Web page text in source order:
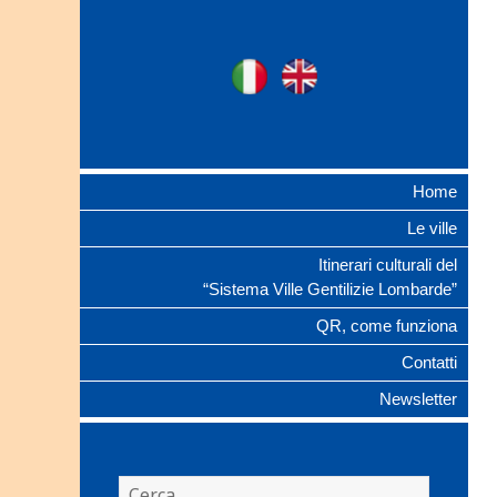
Ville Gentilizie
Ita
Home
Le ville
Itinerari culturali del
“Sistema Ville Gentilizie Lombarde”
QR, come funziona
Contatti
Newsletter
Ricerca